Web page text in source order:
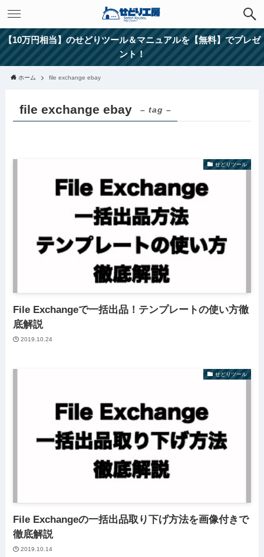
【10万円相当】のせどりツール＆マニュアルを【無料】でプレゼ
ント！
ホーム file exchange ebay
file exchange ebay – tag –
せどりツール
File Exchangeで一括出品！テンプレートの使い方徹
底解説
2019.10.24
せどりツール
File Exchangeの一括出品取り下げ方法を画像付きで
徹底解説
2019.10.14